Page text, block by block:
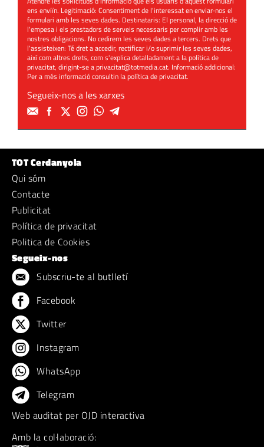
ens enviïn. Legitimació: Consentiment de l'interessat en enviar-nos el
formulari amb les seves dades. Destinataris: El personal, la direcció de
l'empesa i els prestadors de serveis necessaris per complir amb les
nostres obligacions. No cedirem les seves dades a tercers. Drets que
l'assisteixen: Té dret a accedir, rectificar i/o suprimir les seves dades,
així com altres drets, com s'explica detalladament a la política de
privacitat, dirigint-se aprivacitat@totmedia.cat. Informació addicional:
Per a més informació consultin lapolítica de privacitat.
Segueix-nos a les xarxes
TOT Cerdanyola
Qui sóm
Contacte
Publicitat
Política de privacitat
Politica de Cookies
Segueix-nos
Subscriu-te al butlletí
Facebook
Twitter
Instagram
WhatsApp
Telegram
Web auditat per OJD interactiva
Amb la col·laboració: